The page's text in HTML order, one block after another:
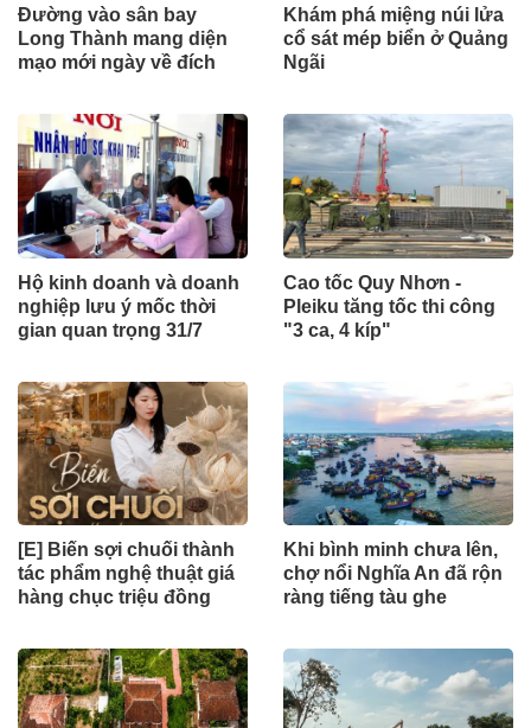
Đường vào sân bay
Long Thành mang diện
mạo mới ngày về đích
Khám phá miệng núi lửa
cổ sát mép biển ở Quảng
Ngãi
Hộ kinh doanh và doanh
nghiệp lưu ý mốc thời
gian quan trọng 31/7
Cao tốc Quy Nhơn -
Pleiku tăng tốc thi công
"3 ca, 4 kíp"
[E] Biến sợi chuối thành
tác phẩm nghệ thuật giá
hàng chục triệu đồng
Khi bình minh chưa lên,
chợ nổi Nghĩa An đã rộn
ràng tiếng tàu ghe